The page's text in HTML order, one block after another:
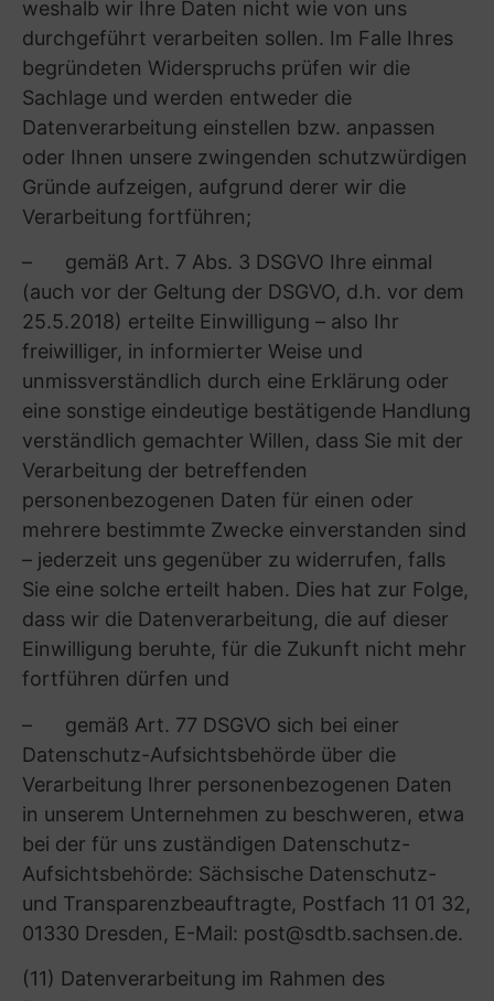
angegebenen Kontaktdaten erklären.
Sofern für die Verarbeitung der Daten die
Speicherung von Informationen in Ihrer
Endeinrichtung oder der Zugriff auf
Informationen, die bereits in der Endeinrichtung
gespeichert sind, erforderlich ist, ist § 25 Abs. 1
und 2 TDDDG hierfür die Rechtsgrundlage.
(4) Dauer der Datenverarbeitung
Ihre Daten werden nur so lange verarbeitet, wie
dies für die Erreichung der oben genannten
Verarbeitungszwecke erforderlich ist; hierfür
gelten die im Rahmen der Verarbeitungszwecke
angegebenen Rechtsgrundlagen entsprechend.
Hinsichtlich der Nutzung und der Speicherdauer
von Cookies beachten Sie bitte Punkt A.(5)
sowie die Cookie-Richtlinie [Link zu der Cookie-
Richtlinie].
Von uns eingesetzte Dritte werden Ihre Daten
auf deren System so lange speichern, wie es im
Zusammenhang mit der Erbringung der
Leistungen für uns entsprechend dem
Näheres zur Speicherdauer finden Sie im
Übrigen unter A.(5) und der Cookie-Richtlinie
[Link zu der Cookie-Richtlinie].
(5) Übermittlung personenbezogener Daten an
Dritte; Rechtfertigungsgrundlage
Folgende Kategorien von Empfängern, bei
Auftragsverarbeiter handelt (siehe dazu A.(7)),